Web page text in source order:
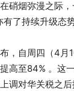
硝烟弥漫之际
了持续升级态势
，自周四（4月
高至84% 。这
调对华关税之